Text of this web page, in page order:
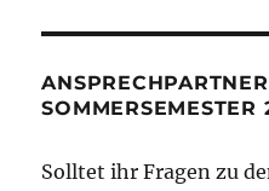
SOMMERSEMESTER
Solltet ihr Fragen zu